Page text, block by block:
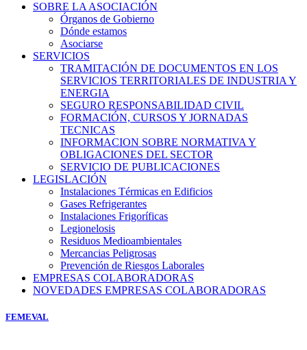
SOBRE LA ASOCIACIÓN
Órganos de Gobierno
Dónde estamos
Asociarse
SERVICIOS
TRAMITACIÓN DE DOCUMENTOS EN LOS
SERVICIOS TERRITORIALES DE INDUSTRIA Y
ENERGIA
SEGURO RESPONSABILIDAD CIVIL
FORMACIÓN, CURSOS Y JORNADAS
TECNICAS
INFORMACION SOBRE NORMATIVA Y
OBLIGACIONES DEL SECTOR
SERVICIO DE PUBLICACIONES
LEGISLACIÓN
Instalaciones Térmicas en Edificios
Gases Refrigerantes
Instalaciones Frigoríficas
Legionelosis
Residuos Medioambientales
Mercancias Peligrosas
Prevención de Riesgos Laborales
EMPRESAS COLABORADORAS
NOVEDADES EMPRESAS COLABORADORAS
FEMEVAL